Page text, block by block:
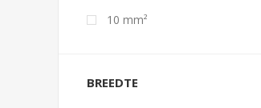
10 mm²
BREEDTE